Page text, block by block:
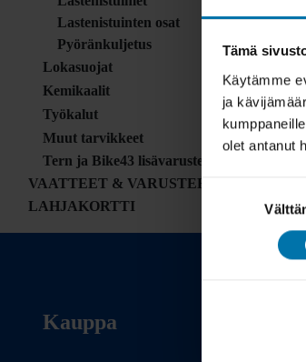
Tämä
Käytämme
ja
olet antanut
Suostumuksen
Lastenistuinten osat
Pyöränkuljetus
Lokasuojat
Kemikaalit
Työkalut
Muut tarvikkeet
Tern ja Bike43 lisävarusteet
VAATTEET & VARUSTEET
LAHJAKORTTI
Kauppa